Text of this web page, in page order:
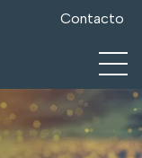
Contacto